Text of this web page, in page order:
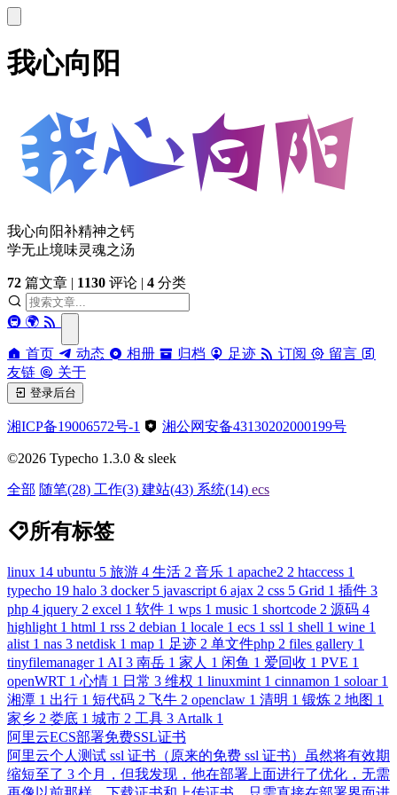
我心向阳
我心向阳补精神之钙
学无止境味灵魂之汤
72 篇文章 | 1130 评论 | 4 分类
🚇 🌍
首页 动态 相册 归档 足迹 订阅
留言
友链
关于
登录后台
湘ICP备19006572号-1 湘公网安备43130202000199号
©2026 Typecho 1.3.0 & sleek
全部 随笔(28) 工作(3) 建站(43) 系统(14) ecs
所有标签
linux 14 ubuntu 5 旅游 4 生活 2 音乐 1 apache2 2 htaccess 1
typecho 19 halo 3 docker 5 javascript 6 ajax 2 css 5 Grid 1 插件 3
php 4 jquery 2 excel 1 软件 1 wps 1 music 1 shortcode 2 源码 4
highlight 1 html 1 rss 2 debian 1 locale 1 ecs 1 ssl 1 shell 1 wine 1
alist 1 nas 3 netdisk 1 map 1 足迹 2 单文件php 2 files gallery 1
tinyfilemanager 1 AI 3 南岳 1 家人 1 闲鱼 1 爱回收 1 PVE 1
openWRT 1 心情 1 日常 3 维权 1 linuxmint 1 cinnamon 1 soloar 1
湘潭 1 出行 1 短代码 2 飞牛 2 openclaw 1 清明 1 锻炼 2 地图 1
家乡 2 娄底 1 城市 2 工具 3 Artalk 1
阿里云ECS部署免费SSL证书
阿里云个人测试 ssl 证书（原来的免费 ssl 证书）虽然将有效期
缩短至了 3 个月，但我发现，他在部署上面进行了优化，无需